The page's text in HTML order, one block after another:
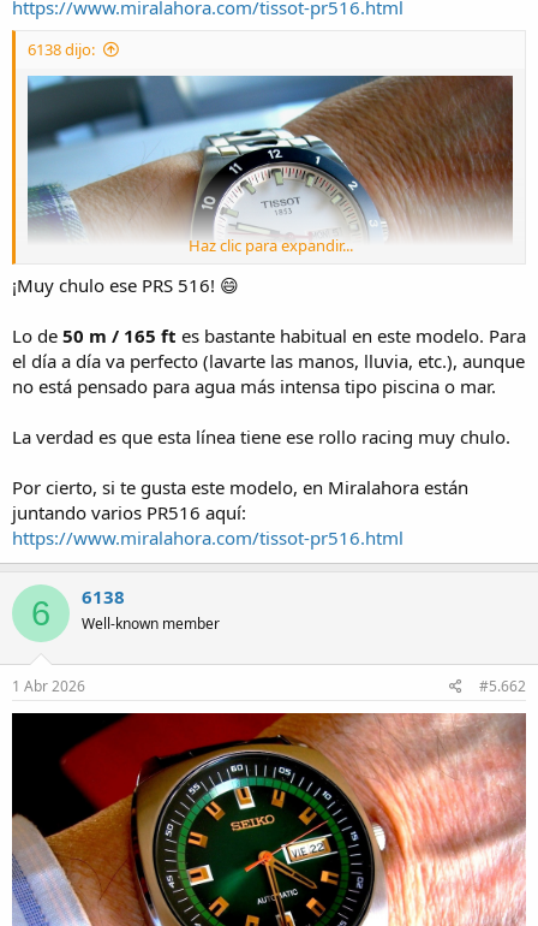
https://www.miralahora.com/tissot-pr516.html
6138 dijo:
Haz clic para expandir...
¡Muy chulo ese PRS 516! 😄
Lo de 50 m / 165 ft es bastante habitual en este modelo. Para
el día a día va perfecto (lavarte las manos, lluvia, etc.), aunque
no está pensado para agua más intensa tipo piscina o mar.
La verdad es que esta línea tiene ese rollo racing muy chulo.
Por cierto, si te gusta este modelo, en Miralahora están
juntando varios PR516 aquí:
https://www.miralahora.com/tissot-pr516.html
6 6138
Well-known member
1 Abr 2026 #5.662